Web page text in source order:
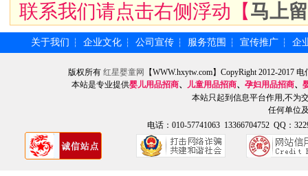
联系我们请点击右侧浮动【马上
关于我们 ┆ 企业文化 ┆ 公司宣传 ┆ 服务范围 ┆ 宣传推广 ┆ 企
版权所有 红星婴童网
【WWW.hxytw.com】CopyRight 2012-2017
本站是专业提供婴儿用品招商、 儿童用品招商、 孕妇用品招商、
本站只起到信息平台作用,不为
任何单位
电话：010-57741063 13366704752 QQ：